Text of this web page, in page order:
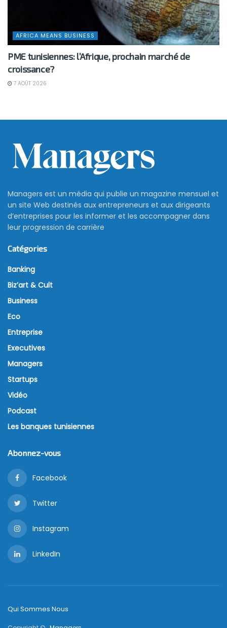
AFRICA MEANS BUSINESS
PME tunisiennes: l’Afrique, prochain marché de
croissance?
7 AOÛT 2026
Managers est un média qui publie un magazine mensuel et
un site Web destinés aux entrepreneurs et aux dirigeants
d’entreprises pour les informer et les accompagner dans
leur progression de carrière
Catégories
Banking
Biz’art & Cult
Business
Eco
Entreprise
Executives
Managers
Startups
Vidéo
Podcast
Les banques tunisiennes
Abonnez-vous
Facebook
Twitter
Instagram
LinkedIn
Qui Sommes Nous